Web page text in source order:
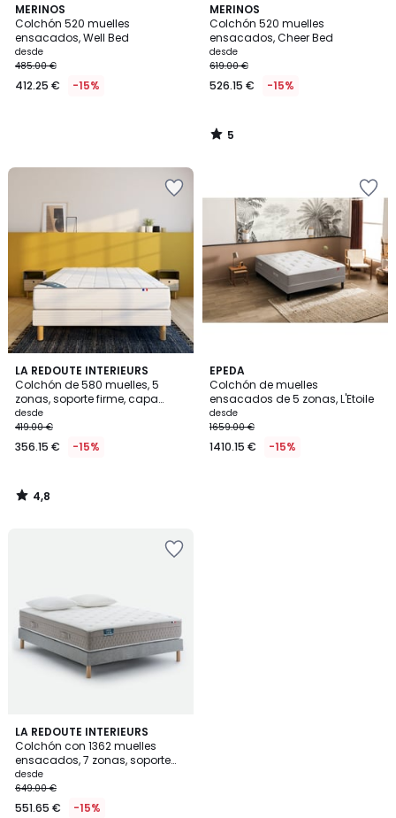
MERINOS
Colchón 520 muelles
ensacados, Well Bed
desde
485.00 €
412.25 € -15%
MERINOS
Colchón 520 muelles
ensacados, Cheer Bed
desde
619.00 €
526.15 € -15%
5
/
5
5
/
LA REDOUTE INTERIEURS
Colchón de 580 muelles, 5
zonas, soporte firme, capa
superior envolvente
desde
419.00 €
356.15 € -15%
4,8
/ 5
4,8
/
EPEDA
Colchón de muelles
ensacados de 5 zonas, L'Etoile
desde
1659.00 €
1410.15 € -15%
LA REDOUTE INTERIEURS
Colchón con 1362 muelles
ensacados, 7 zonas, soporte
firme, capa superior envolvente
desde
649.00 €
551.65 € -15%
4,5
/ 5